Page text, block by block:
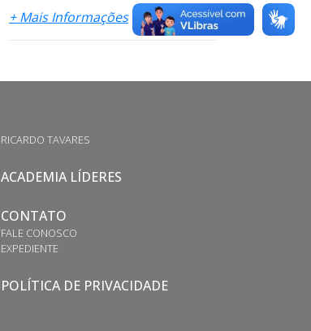
+ Mais Informações
RICARDO TAVARES
ACADEMIA LÍDERES
CONTATO
FALE CONOSCO
EXPEDIENTE
POLÍTICA DE PRIVACIDADE